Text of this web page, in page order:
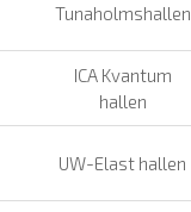
Tunaholmshallen
ICA Kvantum
hallen
UW-Elast hallen